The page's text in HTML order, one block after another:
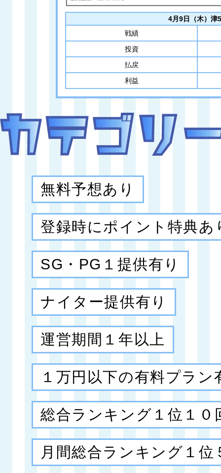
4月9日（木）津
戦績
投資
払戻
利益
無料予想あり
登録時にポイント特典あ
SG・PG１提供有り
ナイター提供有り
運営期間１年以上
１万円以下の有料プラン
総合ランキング１位１０
月間総合ランキング１位